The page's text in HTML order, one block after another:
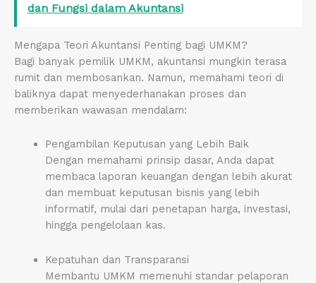
dan Fungsi dalam Akuntansi
Mengapa Teori Akuntansi Penting bagi UMKM?
Bagi banyak pemilik UMKM, akuntansi mungkin terasa
rumit dan membosankan. Namun, memahami teori di
baliknya dapat menyederhanakan proses dan
memberikan wawasan mendalam:
Pengambilan Keputusan yang Lebih Baik
Dengan memahami prinsip dasar, Anda dapat
membaca laporan keuangan dengan lebih akurat
dan membuat keputusan bisnis yang lebih
informatif, mulai dari penetapan harga, investasi,
hingga pengelolaan kas.
Kepatuhan dan Transparansi
Membantu UMKM memenuhi standar pelaporan